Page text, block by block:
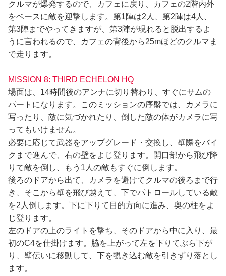
クルマが爆発するので、カフェに戻り、カフェの2階内外
をベースに敵を迎撃します。第1陣は2人、第2陣は4人、
第3陣までやってきますが、第3陣が現れると脱出するよ
うに言われるので、カフェの背後から25mほどのクルマま
で走ります。
MISSION 8: THIRD ECHELON HQ
場面は、14時間後のアンナに切り替わり、すぐにサムの
パートになります。このミッションの序盤では、カメラに
写ったり、敵に気づかれたり、倒した敵の体がカメラに写
ってもいけません。
必要に応じて武器をアップグレード・交換し、壁際をバイ
クまで進んで、右の壁をよじ登ります。開口部から飛び降
りて敵を倒し、もう1人の敵もすぐに倒します。
後ろのドアから出て、カメラを避けてクルマの後ろまで行
き、そこから壁を飛び越えて、下でパトロールしている敵
を2人倒します。下に下りて目的方向に進み、奥の柱をよ
じ登ります。
左のドアの上のライトを撃ち、そのドアから中に入り、最
初のC4を仕掛けます。脇を上がって左を下りてぶら下が
り、壁伝いに移動して、下を覗き込む敵を引きずり落とし
ます。